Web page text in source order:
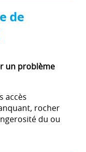
de
un problème
accès
rocher
du ou